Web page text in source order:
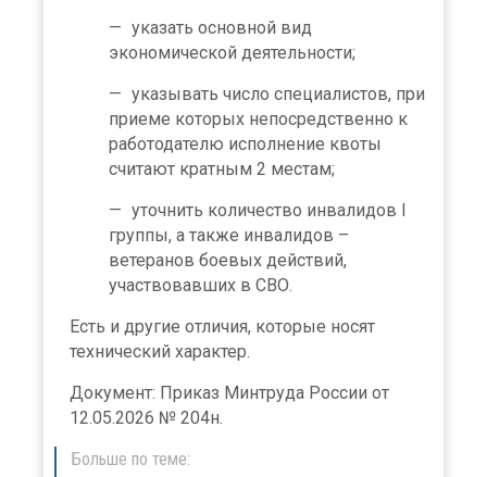
указать основной вид
экономической деятельности;
указывать число специалистов, при
приеме которых непосредственно к
работодателю исполнение квоты
считают кратным 2 местам;
уточнить количество инвалидов I
группы, а также инвалидов –
ветеранов боевых действий,
участвовавших в СВО.
Есть и другие отличия, которые носят
технический характер.
Документ: Приказ Минтруда России от
12.05.2026 № 204н.
Больше по теме: